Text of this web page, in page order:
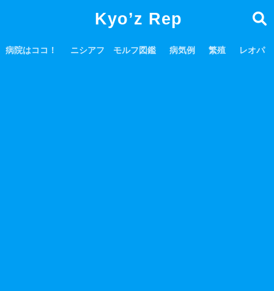
Kyo’z Rep
病院はココ！ ニシアフ モルフ図鑑 病気例 繁殖 レオパ